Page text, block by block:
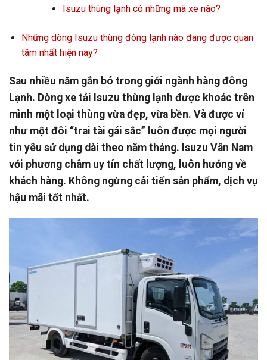
Isuzu thùng lạnh có những mã xe nào?
Những dòng Isuzu thùng đông lạnh nào đang được quan
tâm nhất hiện nay?
Sau nhiều năm gắn bó trong giới ngành hàng đông
Lạnh. Dòng xe tải Isuzu thùng lạnh được khoác trên
mình một loại thùng vừa đẹp, vừa bền. Và được ví
như một đôi “trai tài gái sắc” luôn được mọi người
tin yêu sử dụng dài theo năm tháng. Isuzu Vân Nam
với phương châm uy tín chất lượng, luôn hướng về
khách hàng. Không ngừng cải tiến sản phẩm, dịch vụ
hậu mãi tốt nhất.